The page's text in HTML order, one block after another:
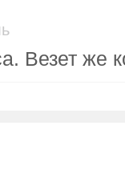
Везет же